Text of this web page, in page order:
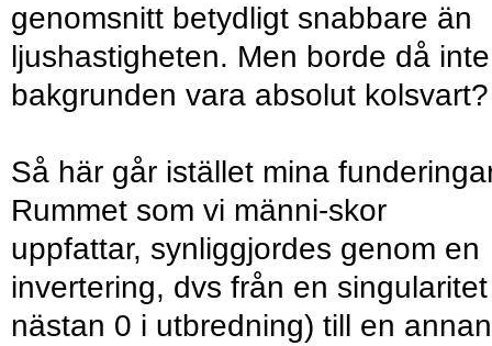
genomsnitt betydligt snabbare än
ljushastigheten. Men borde då inte
bakgrunden vara absolut kolsvart?
Så här går istället mina
Rummet som vi männi-skor
uppfattar, synliggjordes genom en
invertering, dvs från en
nästan 0 i utbredning) till en annan